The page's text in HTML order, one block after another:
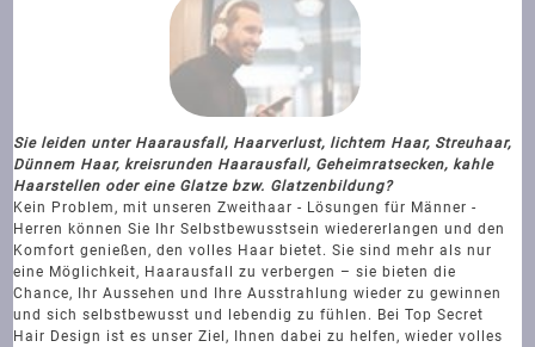
Sie leiden unter Haarausfall, Haarverlust, lichtem Haar, Streuhaar,
Dünnem Haar, kreisrunden Haarausfall, Geheimratsecken, kahle
Haarstellen oder eine Glatze bzw. Glatzenbildung?
Kein Problem, mit unseren Zweithaar - Lösungen für Männer -
Herren können Sie Ihr Selbstbewusstsein wiedererlangen und den
Komfort genießen, den volles Haar bietet. Sie sind mehr als nur
eine Möglichkeit, Haarausfall zu verbergen – sie bieten die
Chance, Ihr Aussehen und Ihre Ausstrahlung wieder zu gewinnen
und sich selbstbewusst und lebendig zu fühlen. Bei Top Secret
Hair Design ist es unser Ziel, Ihnen dabei zu helfen, wieder volles